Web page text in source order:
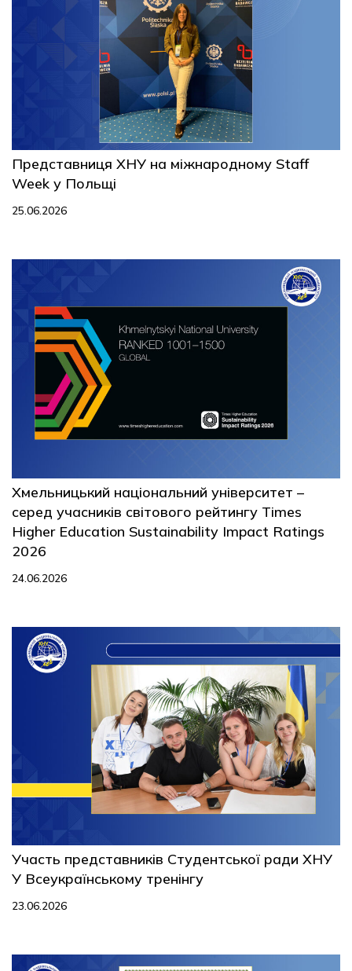
Представниця ХНУ на міжнародному Staff
Week у Польщі
25.06.2026
Хмельницький національний університет –
серед учасників світового рейтингу Times
Higher Education Sustainability Impact Ratings
2026
24.06.2026
Участь представників Студентської ради ХНУ
У Всеукраїнському тренінгу
23.06.2026